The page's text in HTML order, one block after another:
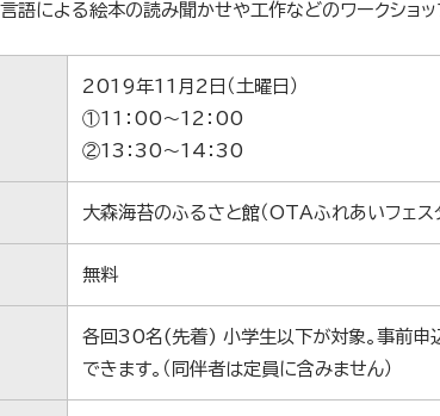
語による絵本の読み聞かせや工作などのワークショ
2019年11月2日（土曜日）
①11：00～12：00
②13：30～14：30
大森海苔のふるさと館（OTAふれあいフェ
無料
各回30名(先着) 小学生以下が対象。事前申
できます。（同伴者は定員に含みません）